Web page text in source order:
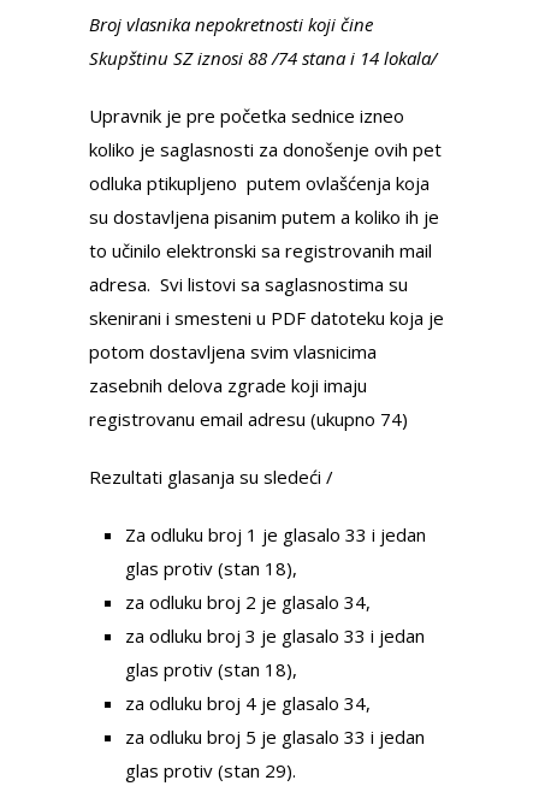
Broj vlasnika nepokretnosti koji čine
Skupštinu SZ iznosi 88 /74 stana i 14 lokala/
Upravnik je pre početka sednice izneo
koliko je saglasnosti za donošenje ovih pet
odluka ptikupljeno putem ovlašćenja koja
su dostavljena pisanim putem a koliko ih je
to učinilo elektronski sa registrovanih mail
adresa. Svi listovi sa saglasnostima su
skenirani i smesteni u PDF datoteku koja je
potom dostavljena svim vlasnicima
zasebnih delova zgrade koji imaju
registrovanu email adresu (ukupno 74)
Rezultati glasanja su sledeći /
Za odluku broj 1 je glasalo 33 i jedan
glas protiv (stan 18),
za odluku broj 2 je glasalo 34,
za odluku broj 3 je glasalo 33 i jedan
glas protiv (stan 18),
za odluku broj 4 je glasalo 34,
za odluku broj 5 je glasalo 33 i jedan
glas protiv (stan 29).